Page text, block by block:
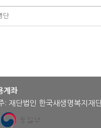
단
계좌
: 재단법인 한국새생명복지재